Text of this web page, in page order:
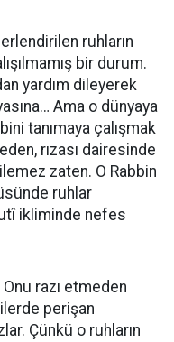
ruhların
bir durum.
yardım dileyerek
Ama o dünyaya
tanımaya çalışmak
rızası dairesinde
zaten. O Rabbin
ruhlar
ikliminde nefes
razı etmeden
perişan
Çünkü o ruhların